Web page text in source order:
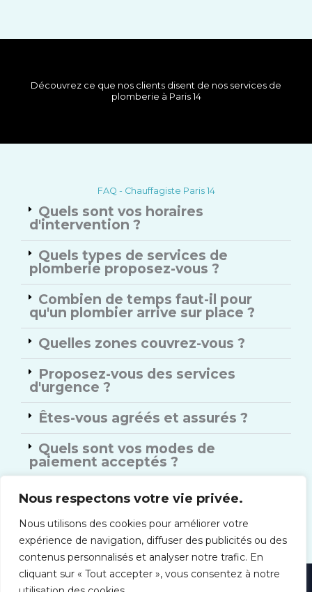
Nous respectons votre vie privée.
Nous utilisons des cookies pour améliorer votre
expérience de navigation, diffuser des publicités ou des
contenus personnalisés et analyser notre trafic. En
cliquant sur « Tout accepter », vous consentez à notre
Découvrez ce que nos clients disent de nos services de
plomberie à Paris 14
FAQ - Chauffagiste Paris 14
Quels sont vos horaires
d'intervention ?
Quels types de services de
plomberie proposez-vous ?
Combien de temps faut-il pour
qu'un plombier arrive sur place ?
Quelles zones couvrez-vous ?
Proposez-vous des services
d'urgence ?
Êtes-vous agréés et assurés ?
Quels sont vos modes de
paiement acceptés ?
Offrez-vous des garanties sur vos
services ?